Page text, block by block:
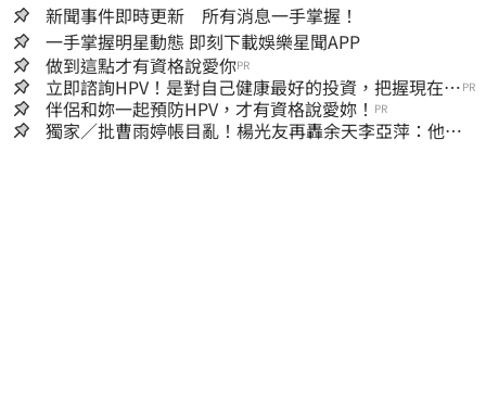
新聞事件即時更新 所有消息一手掌握！
一手掌握明星動態 即刻下載娛樂星聞APP
做到這點才有資格說愛你PR
立即諮詢HPV！是對自己健康最好的投資，把握現在不
嫌晚！
PR
伴侶和妳一起預防HPV，才有資格說愛妳！ PR
獨家／批曹雨婷帳目亂！楊光友再轟余天李亞萍：他們